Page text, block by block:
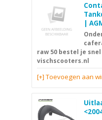
|
raw 50 bestel je
vischscooters.nl
[+] Toevoegen aan